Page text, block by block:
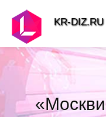
KR-DIZ.RU